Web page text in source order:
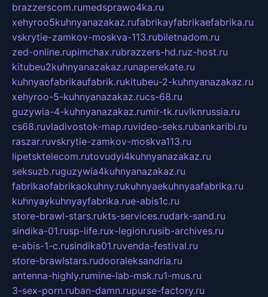
brazzerscom.rumedsprawo4ka.ru
xehyroo5kuhnyanazakaz.rufabrikayfabrikaefabrika.ru
vskrytie-zamkov-moskva-113.rubiletnadom.ru
zed-online.rupimchax.rubrazzers-hd.ruz-host.ru
kitubeu2kuhnyanazakaz.runaperekate.ru
kuhnyaofabrikaufabrik.rukitubeu-2-kuhnyanazakaz.ru
xehyroo-5-kuhnyanazakaz.rucs-68.ru
guzywia-4-kuhnyanazakaz.rumir-tk.ruvlknrussia.ru
cs68.ruvladivostok-map.ruvideo-seks.rubankaribi.ru
raszar.ruvskrytie-zamkov-moskva113.ru
lipetsktelecom.rutovudyi4kuhnyanazakaz.ru
seksuzb.ruguzywia4kuhnyanazakaz.ru
fabrikaofabrikaokuhny.rukuhnyaekuhnyaafabrika.ru
kuhnyaykuhnyayfabrika.rue-abis1c.ru
store-brawl-stars.rukts-services.rudark-sand.ru
sindika-01.rusp-life.rux-legion.rusib-archives.ru
e-abis-1-c.rusindika01.ruvenda-festival.ru
store-brawlstars.rudooraleksandria.ru
antenna-highly.rumine-lab-msk.ru1-mus.ru
3-sex-porn.ruban-damn.rupurse-factory.ru